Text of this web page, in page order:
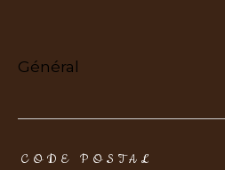
général
TRAD_ZEPHYR_Caracteristique
CODE POSTAL